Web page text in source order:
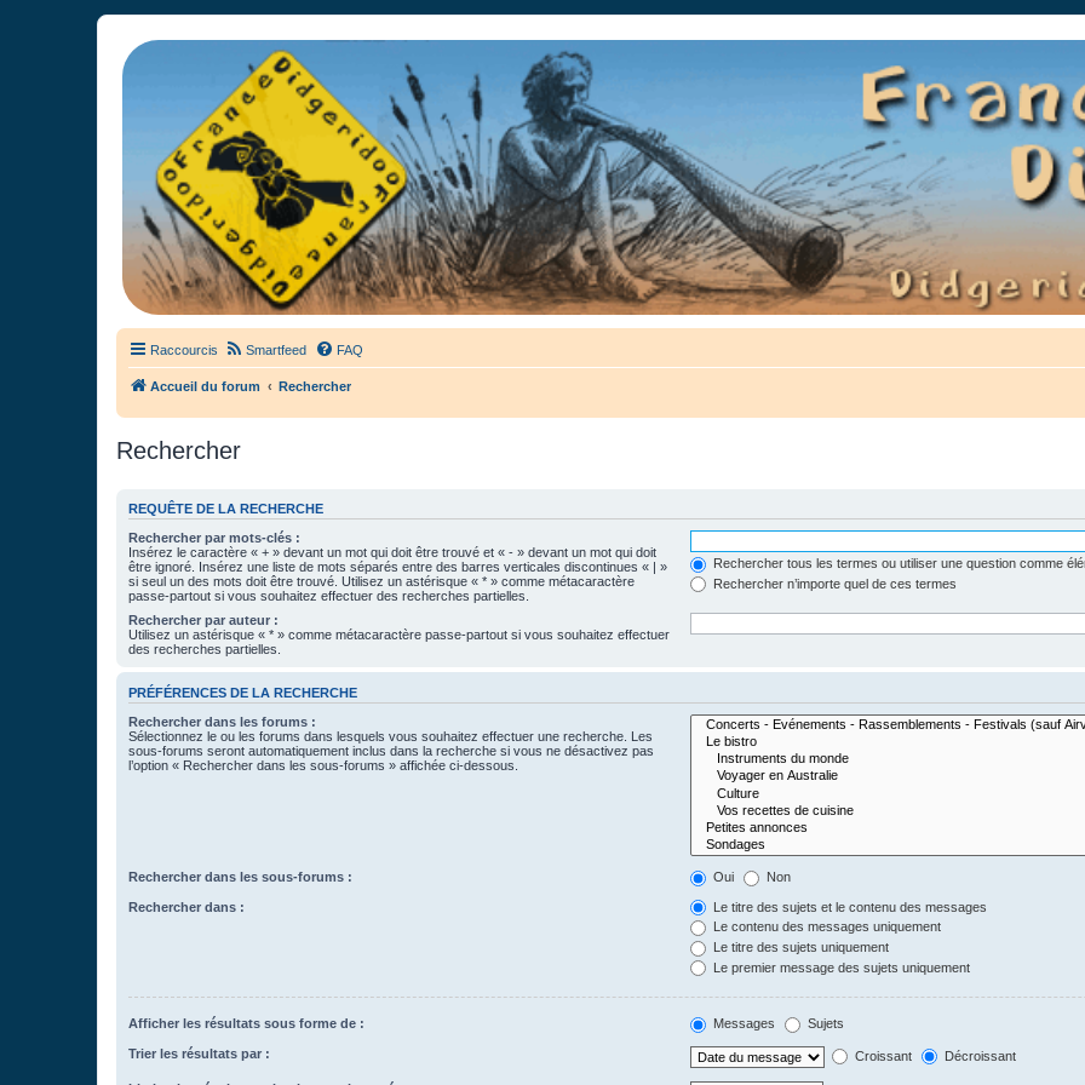
France Didgeridoo
Didgeridoo et Guimbarde sur France Didgeridoo - retrouvez la communauté.
Raccourcis Smartfeed FAQ
Accueil du forum Rechercher
Rechercher
REQUÊTE DE LA RECHERCHE
Rechercher par mots-clés :
Insérez le caractère « + » devant un mot qui doit être trouvé et « - » devant un mot qui doit
être ignoré. Insérez une liste de mots séparés entre des barres verticales discontinues « | »
si seul un des mots doit être trouvé. Utilisez un astérisque « * » comme métacaractère
passe-partout si vous souhaitez effectuer des recherches partielles.
Rechercher tous les termes ou utiliser une question comme
Rechercher n’importe quel de ces termes
Rechercher par auteur :
Utilisez un astérisque « * » comme métacaractère passe-partout si vous souhaitez effectuer
des recherches partielles.
PRÉFÉRENCES DE LA RECHERCHE
Rechercher dans les forums :
Sélectionnez le ou les forums dans lesquels vous souhaitez effectuer une recherche. Les
sous-forums seront automatiquement inclus dans la recherche si vous ne désactivez pas
l’option « Rechercher dans les sous-forums » affichée ci-dessous.
Rechercher dans les sous-forums : Oui Non
Rechercher dans :
Le titre des sujets et le contenu des messages
Le contenu des messages uniquement
Le titre des sujets uniquement
Le premier message des sujets uniquement
Afficher les résultats sous forme de : Messages Sujets
Trier les résultats par : Croissant Décroissant